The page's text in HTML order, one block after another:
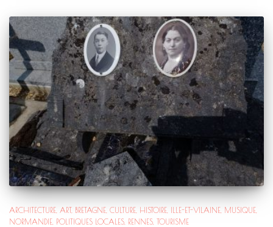
ARCHITECTURE ART BRETAGNE CULTURE HISTOIRE ILLE-ET-VILAINE MUSIQUE
NORMANDIE POLITIQUES LOCALES RENNES TOURISME